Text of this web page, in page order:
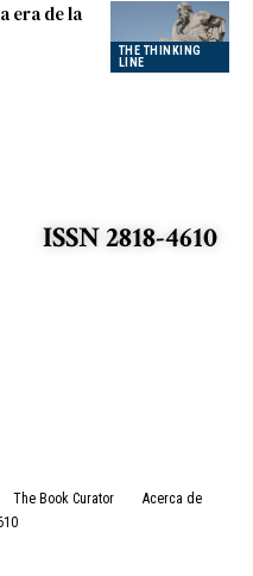
THE THINKING
LINE
era de la
ISSN 2818-4610
The Book Curator
Acerca de